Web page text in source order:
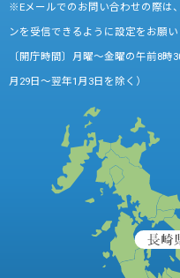
※Eメールでのお問い合わせの際は
ンを受信できるように設定をお願い
〔開庁時間〕月曜～金曜の午前8
月29日～翌年1月3日を除く）